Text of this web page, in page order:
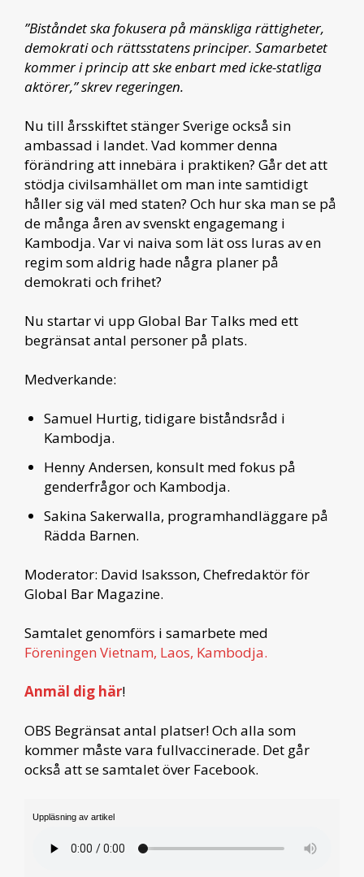
”Biståndet ska fokusera på mänskliga rättigheter,
demokrati och rättsstatens principer. Samarbetet
kommer i princip att ske enbart med icke-statliga
aktörer,” skrev regeringen.
Nu till årsskiftet stänger Sverige också sin
ambassad i landet. Vad kommer denna
förändring att innebära i praktiken? Går det att
stödja civilsamhället om man inte samtidigt
håller sig väl med staten? Och hur ska man se på
de många åren av svenskt engagemang i
Kambodja. Var vi naiva som lät oss luras av en
regim som aldrig hade några planer på
demokrati och frihet?
Nu startar vi upp Global Bar Talks med ett
begränsat antal personer på plats.
Medverkande:
Samuel Hurtig, tidigare biståndsråd i
Kambodja.
Henny Andersen, konsult med fokus på
genderfrågor och Kambodja.
Sakina Sakerwalla, programhandläggare på
Rädda Barnen.
Moderator: David Isaksson, Chefredaktör för
Global Bar Magazine.
Samtalet genomförs i samarbete med
Föreningen Vietnam, Laos, Kambodja.
Anmäl dig här!
OBS Begränsat antal platser! Och alla som
kommer måste vara fullvaccinerade. Det går
också att se samtalet över Facebook.
Uppläsning av artikel